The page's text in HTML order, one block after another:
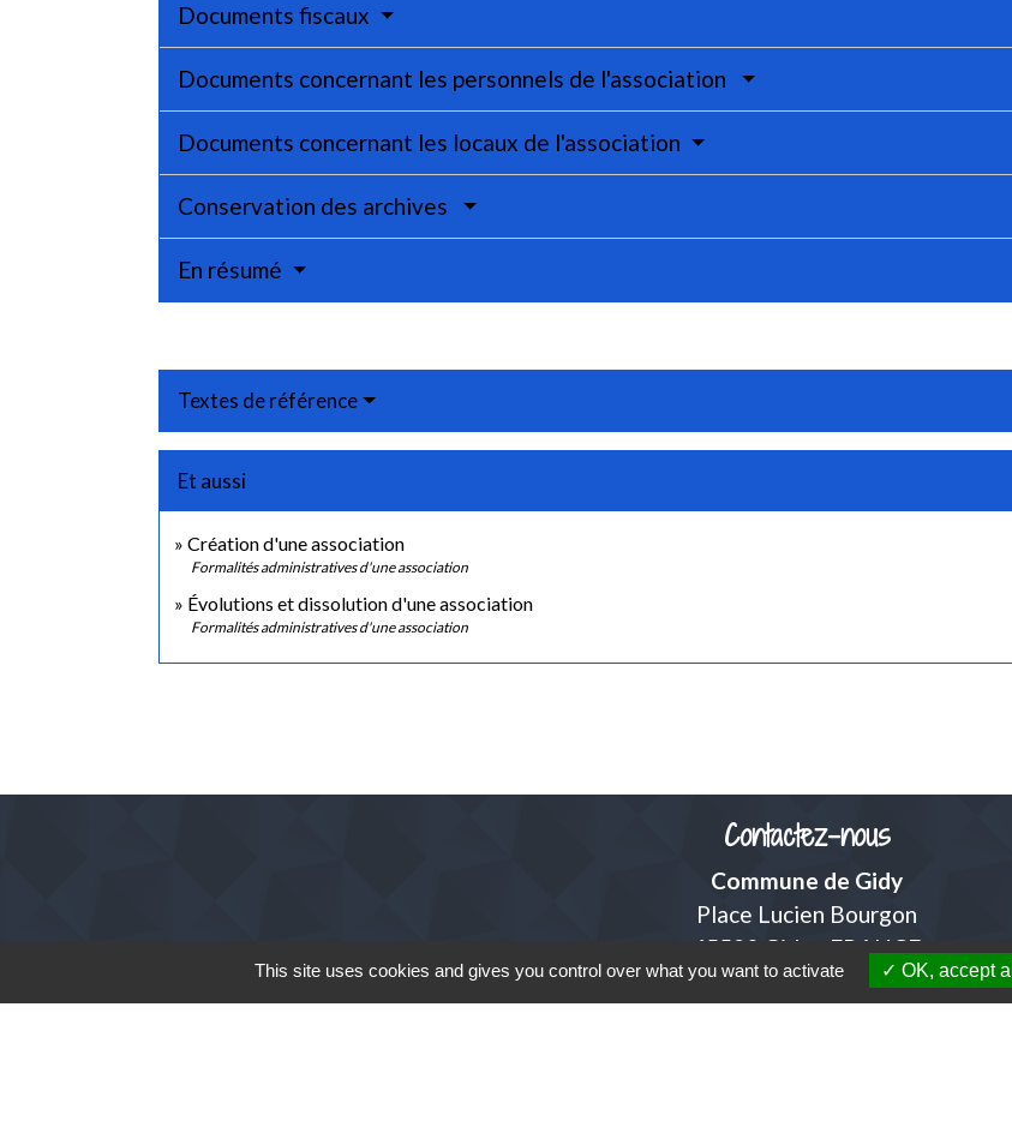
Documents fiscaux
Documents concernant les personnels de l'association
Documents concernant les locaux de l'association
Conservation des archives
En résumé
Textes de référence
Et aussi
Création d'une association
Formalités administratives d'une association
Évolutions et dissolution d'une association
Formalités administratives d'une association
Contactez-nous
Commune de Gidy
Place Lucien Bourgon
45520 Gidy - FRANCE
+33 2 38 75 35 98
This site uses cookies and gives you control over what you want to activate OK, accept all